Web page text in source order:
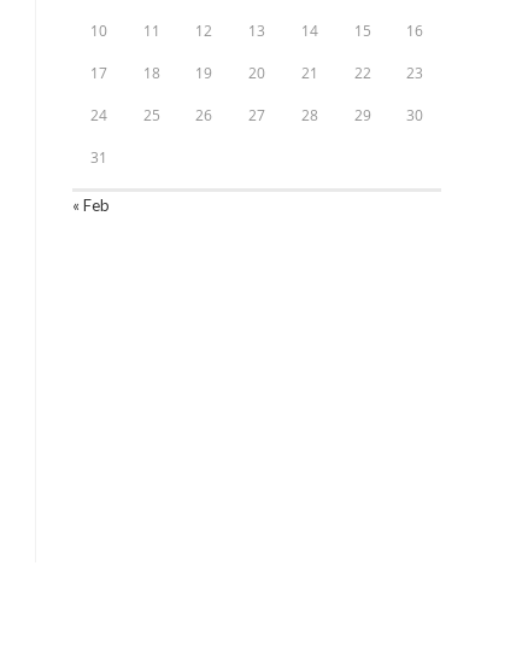
10 11 12 13 14 15 16
17 18 19 20 21 22 23
24 25 26 27 28 29 30
31
« Feb